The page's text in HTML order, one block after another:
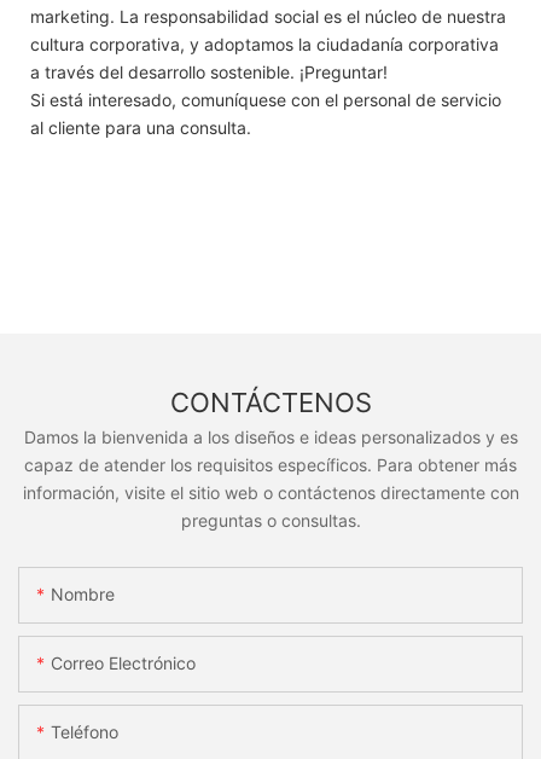
marketing. La responsabilidad social es el núcleo de nuestra
cultura corporativa, y adoptamos la ciudadanía corporativa
a través del desarrollo sostenible. ¡Preguntar!
Si está interesado, comuníquese con el personal de servicio
al cliente para una consulta.
CONTÁCTENOS
Damos la bienvenida a los diseños e ideas personalizados y es
capaz de atender los requisitos específicos. Para obtener más
información, visite el sitio web o contáctenos directamente con
preguntas o consultas.
Nombre
Correo Electrónico
Teléfono